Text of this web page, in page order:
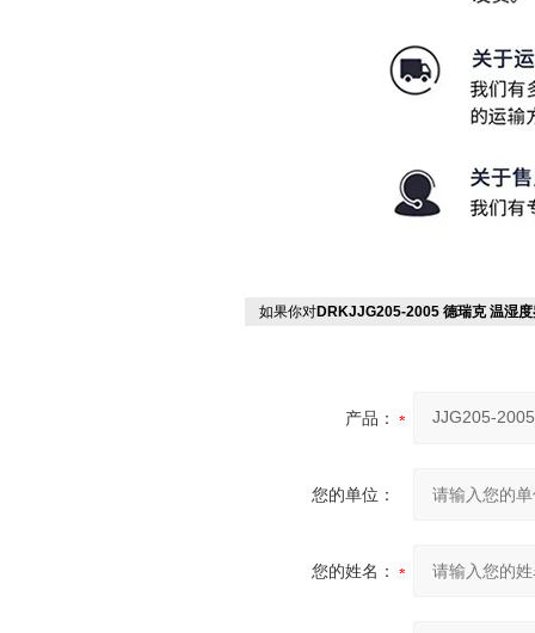
如果你对DRKJJG205-2005 德瑞克 温湿
产品：
您的单位：
您的姓名：